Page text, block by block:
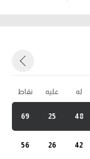
له عليه نقاط
48
25
69
42
26
56